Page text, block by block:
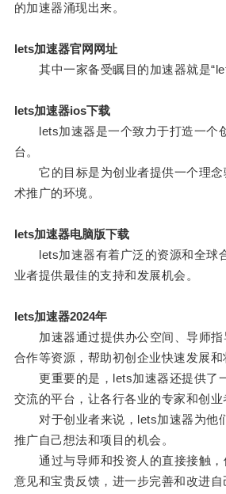
的加速器涌现出来。
lets加速器官网网址
其中一家备受瞩目的加速器就是
lets加速器ios下载
lets加速器是一个致力于打造一个
台。
它的目标是为创业者提供一个理念
术推广的环境。
lets加速器电脑版下载
lets加速器有着广泛的资源和全球
业者提供最佳的支持和发展机会。
lets加速器2024年
加速器通过提供办公空间、导师指
合作等资源，帮助初创企业快速发展和
更重要的是，lets加速器还提供了
交流的平台，让各行各业的专家和创业
对于创业者来说，lets加速器为他
推广自己想法和项目的机会。
通过与导师和投资人的直接接触，
意见和宝贵反馈，进一步完善和改进自